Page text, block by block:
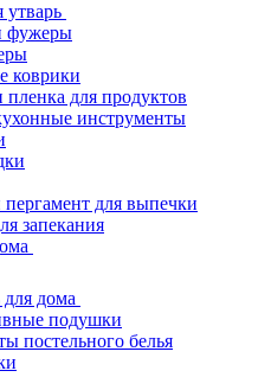
утварь
фужеры
коврики
для продуктов
инструменты
для выпечки
запекания
для дома
подушки
постельного белья